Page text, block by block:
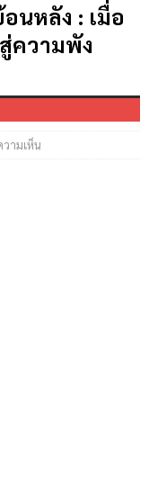
นหลัง : เมื่อ
ความพัง
ามเห็น